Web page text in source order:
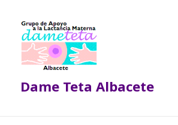
Dame Teta Albacete